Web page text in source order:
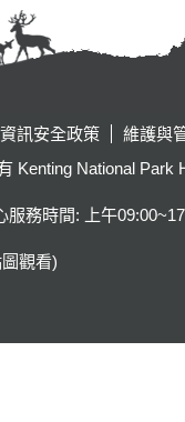
資訊安全政策 維護與
Kenting National
務時間: 上午
觀看)